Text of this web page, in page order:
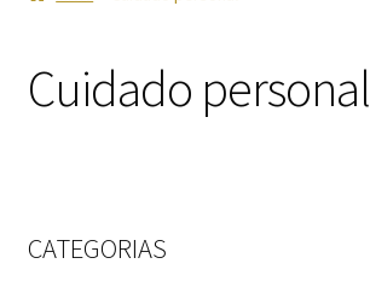
Accesorios de TV
Cuidado personal
CATEGORIAS